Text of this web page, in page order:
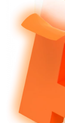
ХУДОЖНЄ
ОФОРМЛЕНЯ
МОНТАЖ СВОЇМИ
СИЛАМИ
МОНТАЖ
ФАХІВЦЯМИ РВК
АРТЛАЙТ
ОПЛАТА ТА
ДОСТАВКА